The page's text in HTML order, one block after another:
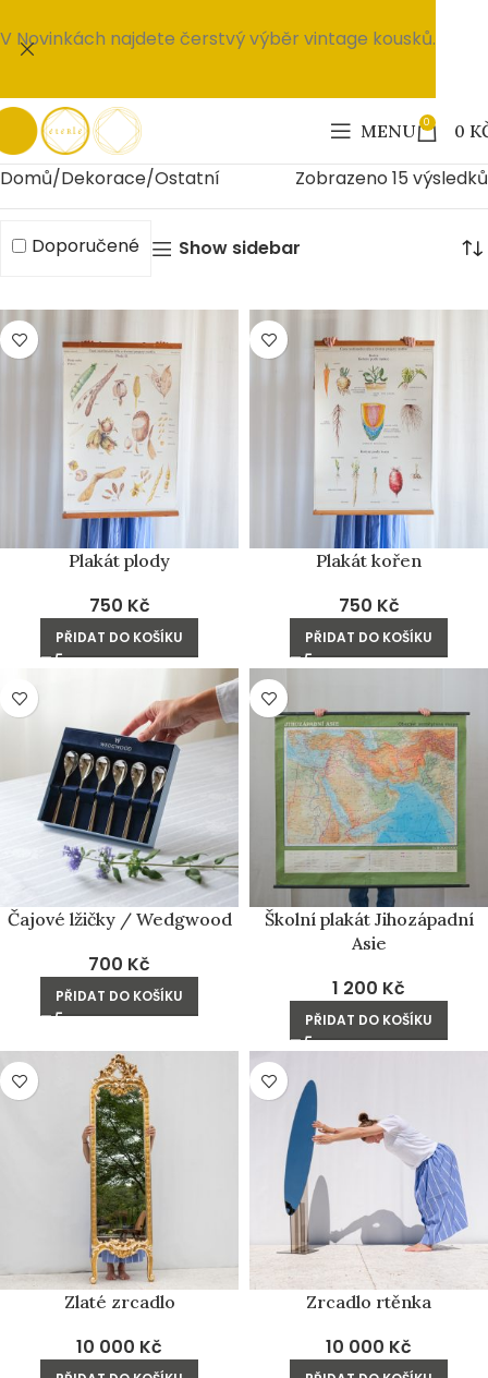
MENU 0 0
Domů Dekorace Ostatní Zobrazeno 15 výsledků
Doporučené Show sidebar
Plakát plody
750 Kč
PŘIDAT DO KOŠÍKU
Plakát kořen
750 Kč
PŘIDAT DO KOŠÍKU
Čajové lžičky / Wedgwood
700 Kč
PŘIDAT DO KOŠÍKU
Školní plakát Jihozápadní
Asie
1 200 Kč
PŘIDAT DO KOŠÍKU
Zlaté zrcadlo
10 000 Kč
Zrcadlo rtěnka
10 000 Kč
V Novinkách najdete čerstvý výběr vintage kousků.